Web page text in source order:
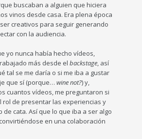
buscaban a alguien que hiciera
vinos desde casa. Era plena época
ser creativos para seguir generando
con la audiencia.
yo nunca había hecho vídeos,
más desde el backstage, así
tal se me daría o si me iba a gustar
que sí (porque… wine not?) y,
cuantos vídeos, me preguntaron si
rol de presentar las experiencias y
de cata. Así que lo que iba a ser algo
en una colaboración